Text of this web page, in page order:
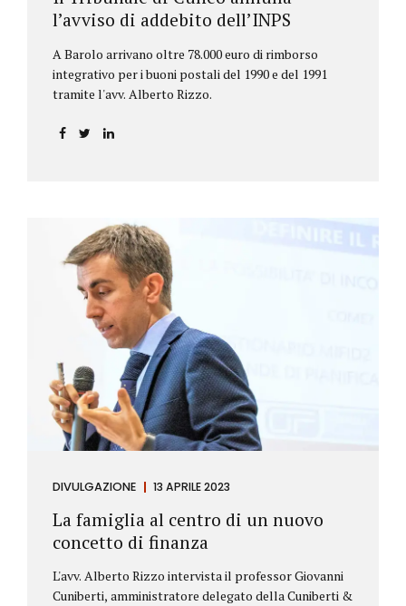
l’avviso di addebito dell’INPS
A Barolo arrivano oltre 78.000 euro di rimborso
integrativo per i buoni postali del 1990 e del 1991
tramite l'avv. Alberto Rizzo.
DIVULGAZIONE 13 APRILE 2023
La famiglia al centro di un nuovo
concetto di finanza
L'avv. Alberto Rizzo intervista il professor Giovanni
Cuniberti, amministratore delegato della Cuniberti &